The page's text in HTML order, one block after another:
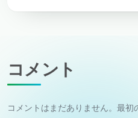
コメント
コメントはまだありません。最初